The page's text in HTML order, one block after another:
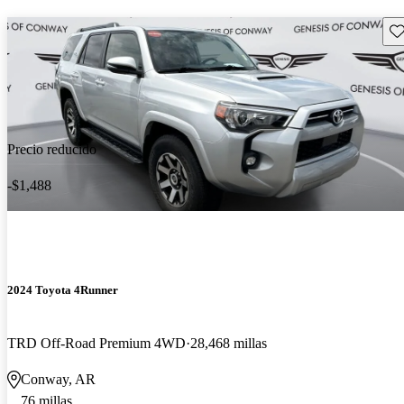
Precio reducido
-$1,488
2024 Toyota 4Runner
TRD Off-Road Premium 4WD 28,468 millas
Conway, AR